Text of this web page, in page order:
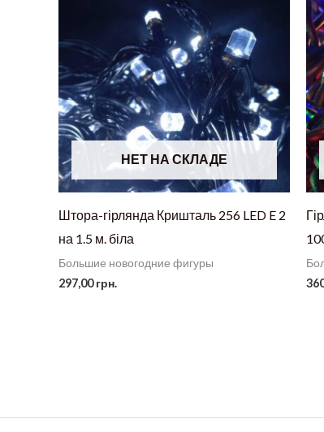
НЕТ НА СКЛАДЕ
Штора-гірлянда Кришталь 256 LED E 2
на 1.5 м. біла
Большие новогодние фигуры
297,00грн.